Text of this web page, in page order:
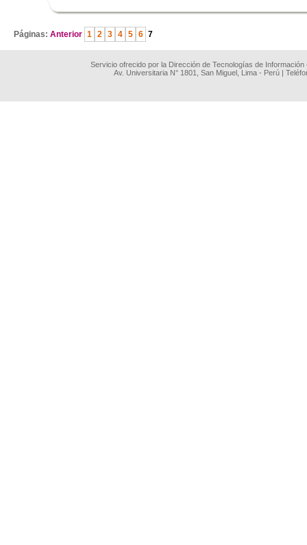
Páginas: Anterior 1 2 3 4 5 6 7
Servicio ofrecido por la Dirección de Tecnologías de
Av. Universitaria N° 1801, San Miguel, Lima - Perú |